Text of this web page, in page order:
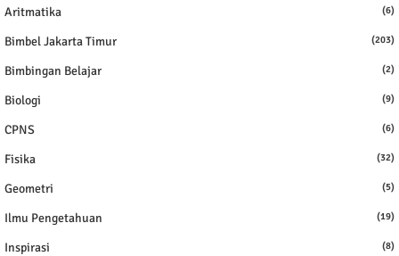
Aritmatika (6)
Bimbel Jakarta Timur (203)
Bimbingan Belajar (2)
Biologi (9)
CPNS (6)
Fisika (32)
Geometri (5)
Ilmu Pengetahuan (19)
Inspirasi (8)